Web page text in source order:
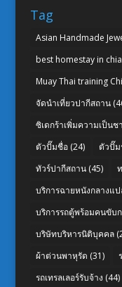
Tag
Asian Handmade
best homestay in
Muay Thai training
จัดนำเที่ยวปากีสถาน
ซิเดกร้าเพิ่มความเป็นช
ตัวปั๊มชื่อ(24) ตัวปั๊ม
ทัวร์ปากีสถาน(45)
บริการฉายหนังกลางแป
บริการรถตู้พร้อมคนขับ
บริษัทบริหารนิติบุคคล
ผ้าต่วนพาหุรัด (31)
รถเทรลเลอร์รับจ้าง (44)